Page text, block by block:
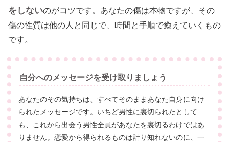
をしないのがコツです。あなたの傷は本物ですが、その
傷の性質は他の人と同じで、時間と手順で癒えていくもの
です。
自分へのメッセージを受け取りましょう
あなたのその気持ちは、すべてそのままあなた自身に向け
られたメッセージです。いちど男性に裏切られたとして
も、これから出会う男性全員があなたを裏切るわけではあ
りません。恋愛から得られるものは計り知れないのに、一